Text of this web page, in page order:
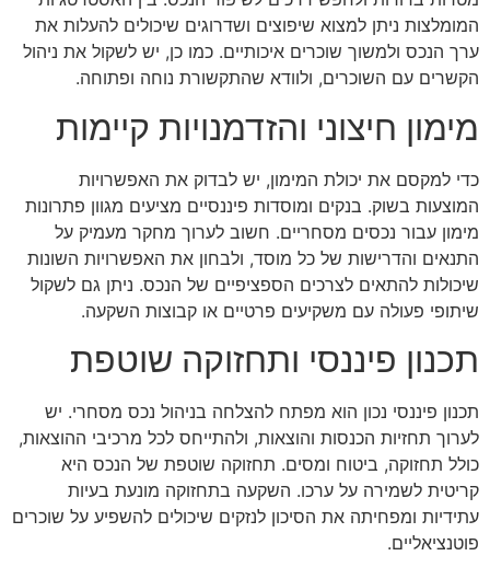
המומלצות ניתן למצוא שיפוצים ושדרוגים שיכולים להעלות את
ערך הנכס ולמשוך שוכרים איכותיים. כמו כן, יש לשקול את ניהול
הקשרים עם השוכרים, ולוודא שהתקשורת נוחה ופתוחה.
מימון חיצוני והזדמנויות קיימות
כדי למקסם את יכולת המימון, יש לבדוק את האפשרויות
המוצעות בשוק. בנקים ומוסדות פיננסיים מציעים מגוון פתרונות
מימון עבור נכסים מסחריים. חשוב לערוך מחקר מעמיק על
התנאים והדרישות של כל מוסד, ולבחון את האפשרויות השונות
שיכולות להתאים לצרכים הספציפיים של הנכס. ניתן גם לשקול
שיתופי פעולה עם משקיעים פרטיים או קבוצות השקעה.
תכנון פיננסי ותחזוקה שוטפת
תכנון פיננסי נכון הוא מפתח להצלחה בניהול נכס מסחרי. יש
לערוך תחזיות הכנסות והוצאות, ולהתייחס לכל מרכיבי ההוצאות,
כולל תחזוקה, ביטוח ומסים. תחזוקה שוטפת של הנכס היא
קריטית לשמירה על ערכו. השקעה בתחזוקה מונעת בעיות
עתידיות ומפחיתה את הסיכון לנזקים שיכולים להשפיע על שוכרים
פוטנציאליים.